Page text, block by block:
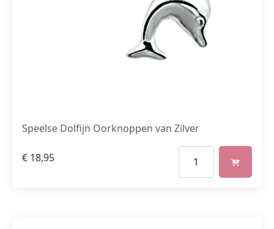
Speelse Dolfijn Oorknoppen van Zilver
€ 18,95